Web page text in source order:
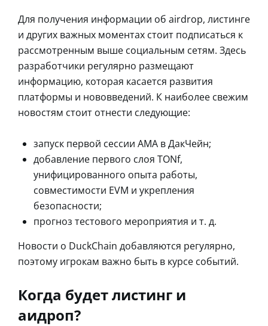
Для получения информации об airdrop, листинге
и других важных моментах стоит подписаться к
рассмотренным выше социальным сетям. Здесь
разработчики регулярно размещают
информацию, которая касается развития
платформы и нововведений. К наиболее свежим
новостям стоит отнести следующие:
запуск первой сессии AMA в ДакЧейн;
добавление первого слоя TONf,
унифицированного опыта работы,
совместимости EVM и укрепления
безопасности;
прогноз тестового мероприятия и т. д.
Новости о DuckChain добавляются регулярно,
поэтому игрокам важно быть в курсе событий.
Когда будет листинг и
аидроп?